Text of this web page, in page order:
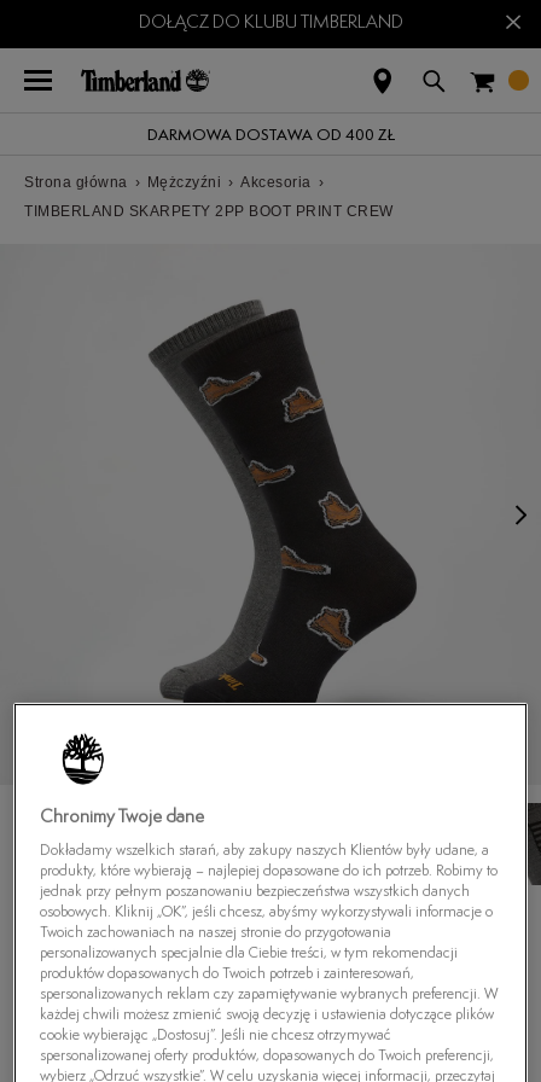
DOŁĄCZ DO KLUBU TIMBERLAND ×
DARMOWA DOSTAWA OD 400 ZŁ
Strona główna › Mężczyźni › Akcesoria ›
TIMBERLAND SKARPETY 2PP BOOT PRINT CREW
TIMBERLAND SKARPETY 2PP BOOT PRINT
5.0
139,99zł
Chronimy Twoje dane
Dokładamy wszelkich starań, aby zakupy naszych Klientów były udane, a
produkty, które wybierają – najlepiej dopasowane do ich potrzeb. Robimy to
jednak przy pełnym poszanowaniu bezpieczeństwa wszystkich danych
osobowych. Kliknij „OK”, jeśli chcesz, abyśmy wykorzystywali informacje o
Twoich zachowaniach na naszej stronie do przygotowania
personalizowanych specjalnie dla Ciebie treści, w tym rekomendacji
produktów dopasowanych do Twoich potrzeb i zainteresowań,
spersonalizowanych reklam czy zapamiętywanie wybranych preferencji. W
każdej chwili możesz zmienić swoją decyzję i ustawienia dotyczące plików
cookie wybierając „Dostosuj”. Jeśli nie chcesz otrzymywać
spersonalizowanej oferty produktów, dopasowanych do Twoich preferencji,
wybierz „Odrzuć wszystkie”. W celu uzyskania więcej informacji, przeczytaj